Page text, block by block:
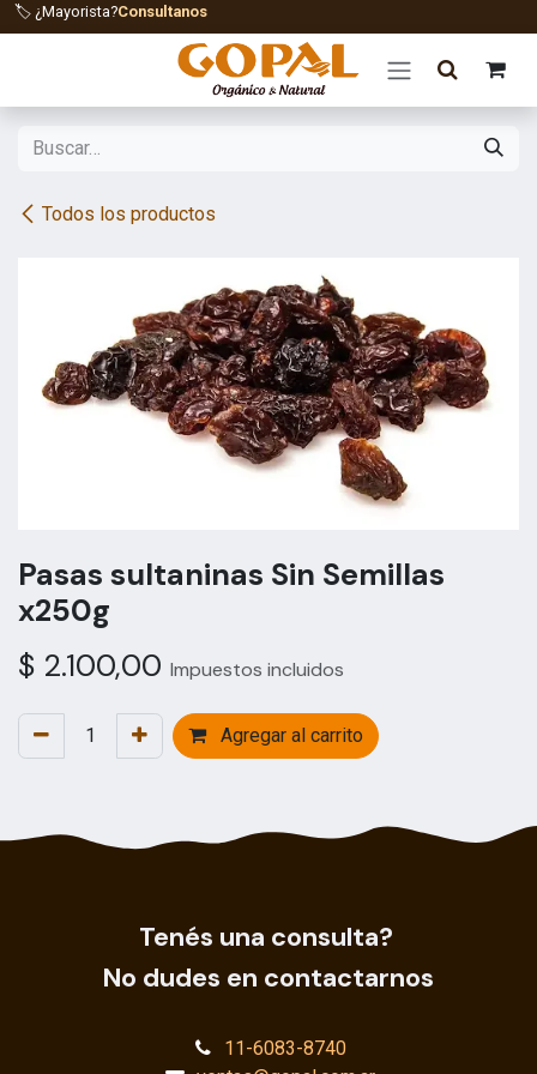
Ir al contenido
🏷️ ¿Mayorista?Consultanos
Todos los productos
Pasas sultaninas Sin Semillas
x250g
$ 2.100,00 Impuestos incluidos
Agregar al carrito
Tenés una consulta?
No dudes en contactarnos
11-6083-8740